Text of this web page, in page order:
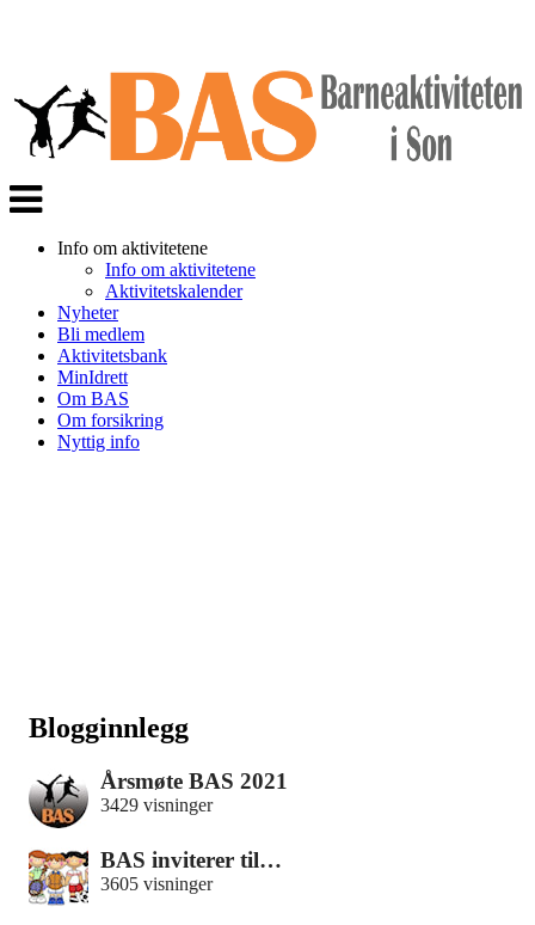
Veksle
navigasjon
Info om aktivitetene
Info om aktivitetene
Aktivitetskalender
Nyheter
Bli medlem
Aktivitetsbank
MinIdrett
Om BAS
Om forsikring
Nyttig info
Blogginnlegg
Årsmøte BAS 2021
3429 visninger
BAS inviterer til…
3605 visninger